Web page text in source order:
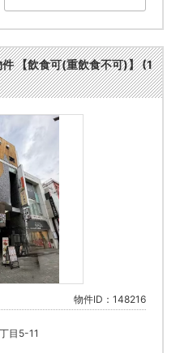
【飲食可(重飲食不可)】 (1
物件ID：148216
目5-11